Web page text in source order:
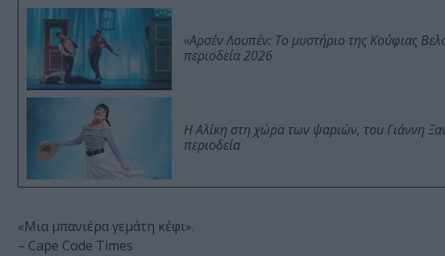
«Αρσέν Λουπέν: Το μυστήριο της Κούφιας
περιοδεία 2026
Η Αλίκη στη χώρα των ψαριών, του Γιάννη
περιοδεία
«Μια μπανιέρα γεμάτη κέφι».
– Cape Code Times